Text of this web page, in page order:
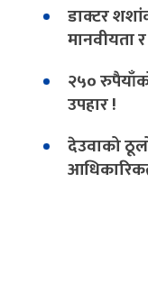
डाक्टर
मानवीयता र
२५०
उपहार !
देउवाको